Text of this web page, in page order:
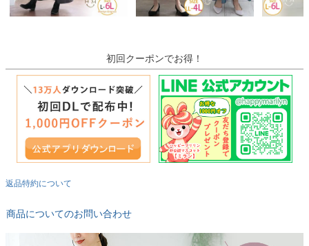
初回クーポンでお得！
返品特約について
商品についてのお問い合わせ